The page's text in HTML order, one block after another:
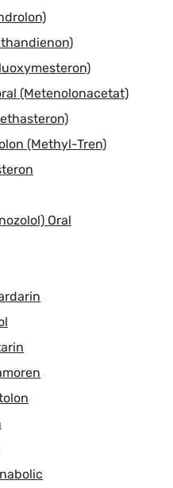
(Metenolonacetat)
(Methyl-Tren)
Oral